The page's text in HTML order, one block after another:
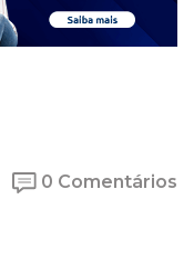
0 Comentários